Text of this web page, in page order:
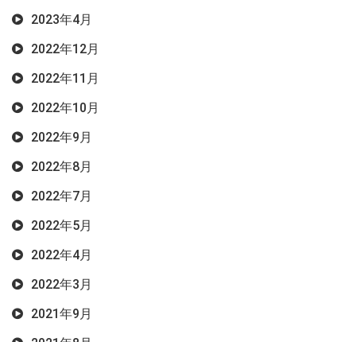
2023年4月
2022年12月
2022年11月
2022年10月
2022年9月
2022年8月
2022年7月
2022年5月
2022年4月
2022年3月
2021年9月